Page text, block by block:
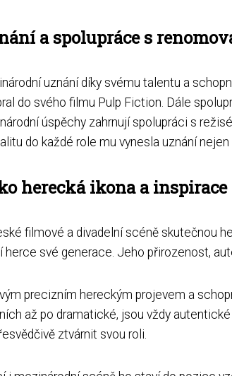
a spolupráce s
uznání díky svému talentu a
do svého filmu Pulp Fiction. Dále
úspěchy zahrnují spolupráci s
do každé role mu vynesla uznání
herecká ikona a
filmové a divadelní scéně skutečnou
herce své generace. Jeho přirozenost,
precizním hereckým projevem a
až po dramatické, jsou vždy
ztvárnit svou roli.